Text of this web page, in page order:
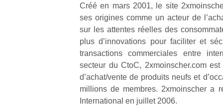
Créé en mars 2001, le site
ses origines comme un acteur de
sur les attentes réelles des
plus d’innovations pour faciliter et
transactions commerciales entre
secteur du CtoC, 2xmoinscher.com
d’achat/vente de produits neufs et
millions de membres. 2xmoinscher a
International en juillet 2006.
NextGen,
une
nouvelle
trottinette
mécanique
Beeper
Les
souvent
Des
trampolines
pour les
grands et
les petits !
Durant les
vacances
estivales
et avec le